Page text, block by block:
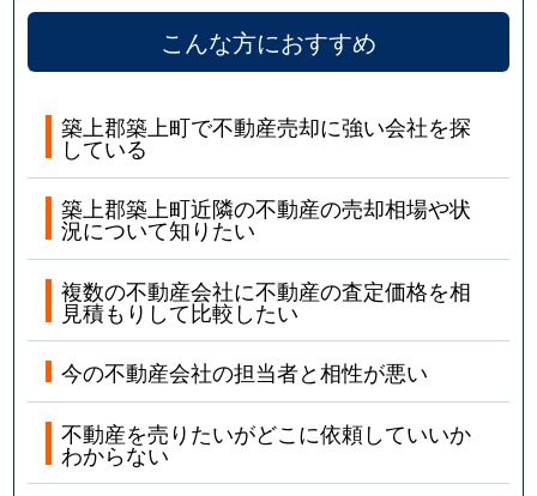
こんな方におすすめ
築上郡築上町で不動産売却に強い会社を探
している
築上郡築上町近隣の不動産の売却相場や状
況について知りたい
複数の不動産会社に不動産の査定価格を相
見積もりして比較したい
今の不動産会社の担当者と相性が悪い
不動産を売りたいがどこに依頼していいか
わからない